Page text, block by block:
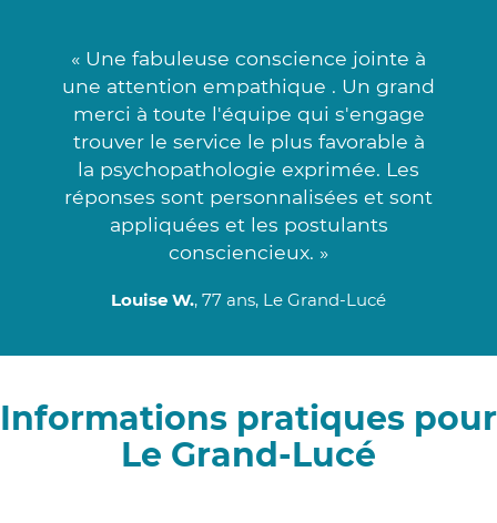
« Une fabuleuse conscience jointe à
une attention empathique . Un grand
merci à toute l'équipe qui s'engage
trouver le service le plus favorable à
la psychopathologie exprimée. Les
réponses sont personnalisées et sont
appliquées et les postulants
consciencieux. »
Louise W., 77 ans, Le Grand-Lucé
Informations pratiques pour
Le Grand-Lucé